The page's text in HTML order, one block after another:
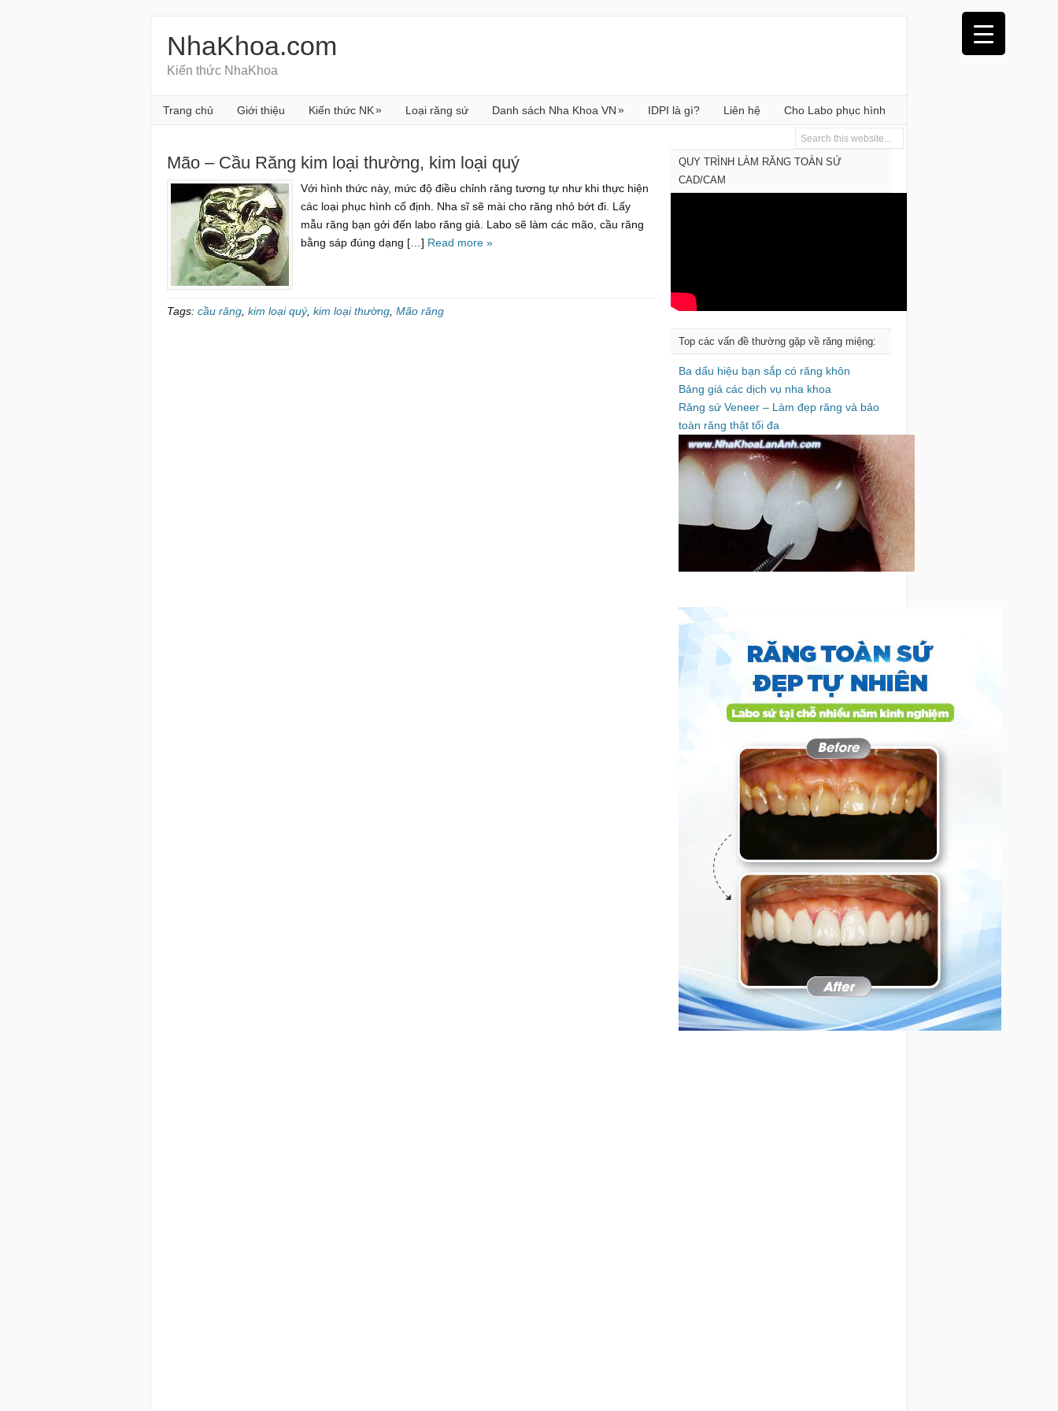
NhaKhoa.com
Kiến thức NhaKhoa
Trang chủ Giới thiệu Kiến thức NK» Loại răng sứ Danh sách Nha Khoa VN» IDPI là gì? Liên hệ Cho Labo phục hình
Mão – Cầu Răng kim loại thường, kim loại quý
Với hình thức này, mức độ điều chỉnh răng tương tự như khi thực hiện
các loại phục hình cố định. Nha sĩ sẽ mài cho răng nhỏ bớt đi. Lấy
mẫu răng bạn gởi đến labo răng giả. Labo sẽ làm các mão, cầu răng
bằng sáp đúng dạng […] Read more »
Tags: cầu răng kim loại quý, kim loại thường Mão răng
QUY TRÌNH LÀM RĂNG TOÀN SỨ
CAD/CAM
Top các vấn đề thường gặp về răng miệng:
Ba dấu hiệu bạn sắp có răng khôn
Bảng giá các dịch vụ nha khoa
Răng sứ Veneer – Làm đẹp răng và bảo
toàn răng thật tối đa